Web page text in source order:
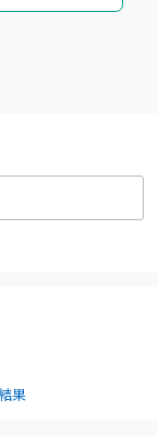
果